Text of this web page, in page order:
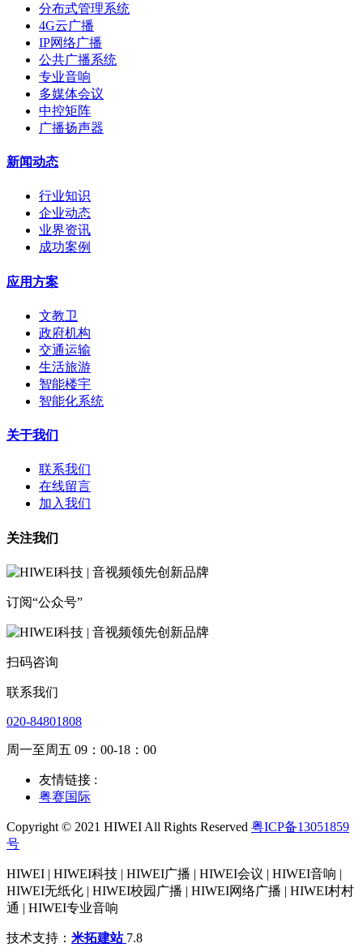
分布式管理系统
4G云广播
IP网络广播
公共广播系统
专业音响
多媒体会议
中控矩阵
广播扬声器
新闻动态
行业知识
企业动态
业界资讯
成功案例
应用方案
文教卫
政府机构
交通运输
生活旅游
智能楼宇
智能化系统
关于我们
联系我们
在线留言
加入我们
关注我们
订阅“公众号”
扫码咨询
联系我们
020-84801808
周一至周五 09：00-18：00
友情链接 :
粤赛国际
Copyright © 2021 HIWEI All Rights Reserved 粤ICP备13051859
号
HIWEI | HIWEI科技 | HIWEI广播 | HIWEI会议 | HIWEI音响 |
HIWEI无纸化 | HIWEI校园广播 | HIWEI网络广播 | HIWEI村村
通 | HIWEI专业音响
技术支持： 米拓建站 7.8